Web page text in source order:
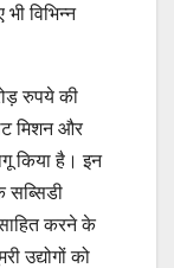
विभिन्न
रुपये की
मिशन और
किया है। इन
सब्सिडी
करने के
उद्योगों को